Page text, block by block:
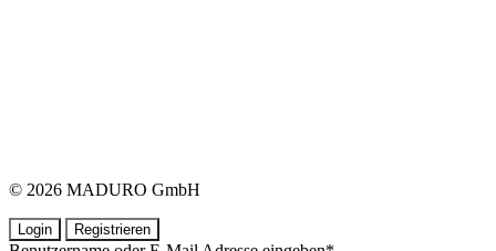
© 2026 MADURO GmbH
Login Registrieren